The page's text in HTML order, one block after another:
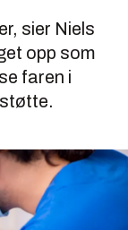
sier Niels
opp som
faren i